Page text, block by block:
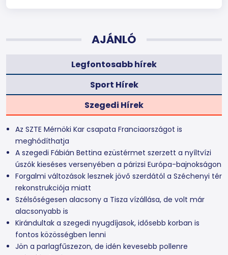
AJÁNLÓ
Legfontosabb hírek
Sport Hírek
Szegedi Hírek
Az SZTE Mérnöki Kar csapata Franciaországot is
meghódíthatja
A szegedi Fábián Bettina ezüstérmet szerzett a nyíltvízi
úszók kieséses versenyében a párizsi Európa-bajnokságon
Forgalmi változások lesznek jövő szerdától a Széchenyi tér
rekonstrukciója miatt
Szélsőségesen alacsony a Tisza vízállása, de volt már
alacsonyabb is
Kirándultak a szegedi nyugdíjasok, idősebb korban is
fontos közösségben lenni
Jön a parlagfűszezon, de idén kevesebb pollenre